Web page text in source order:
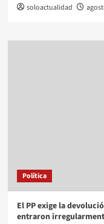
soloactualidad
Política
El PP exige la
entraron